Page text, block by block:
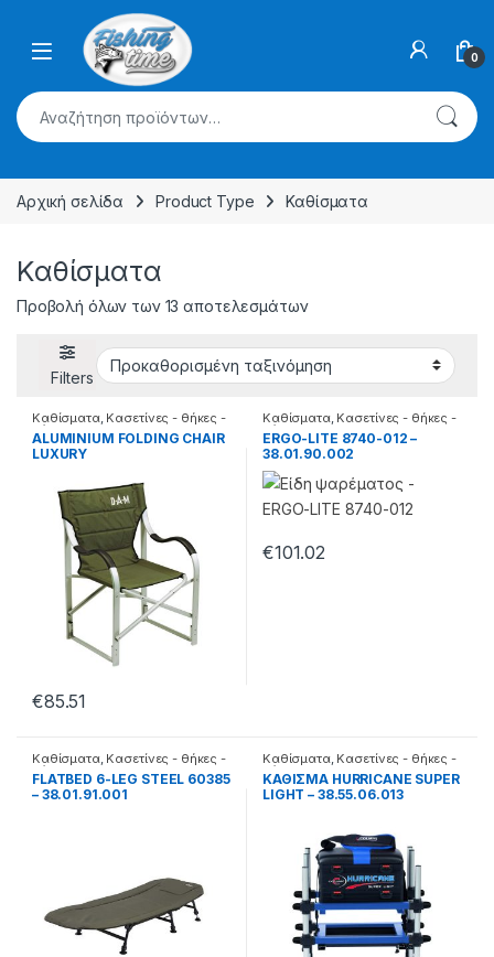
Skip to navigation
0
Αναζήτηση για:
Αρχική σελίδα Product Type Καθίσματα
Καθίσματα
Προβολή όλων των 13 αποτελεσμάτων
Filters
Καθίσματα, Κασετίνες - θήκες -
βάσεις
ALUMINIUM FOLDING CHAIR
LUXURY
€85.51
Καθίσματα, Κασετίνες - θήκες -
βάσεις
ERGO-LITE 8740-012 –
38.01.90.002
€101.02
Καθίσματα, Κασετίνες - θήκες -
βάσεις
FLATBED 6-LEG STEEL 60385
– 38.01.91.001
Καθίσματα, Κασετίνες - θήκες -
βάσεις
ΚΑΘΙΣΜΑ HURRICANE SUPER
LIGHT – 38.55.06.013